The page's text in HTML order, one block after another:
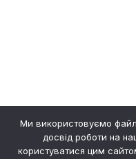
Ми використовуємо
досвід роботи на
користуватися цим